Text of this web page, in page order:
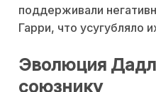
поддерживали
Гарри, что усугубляло
Эволюция
союзнику